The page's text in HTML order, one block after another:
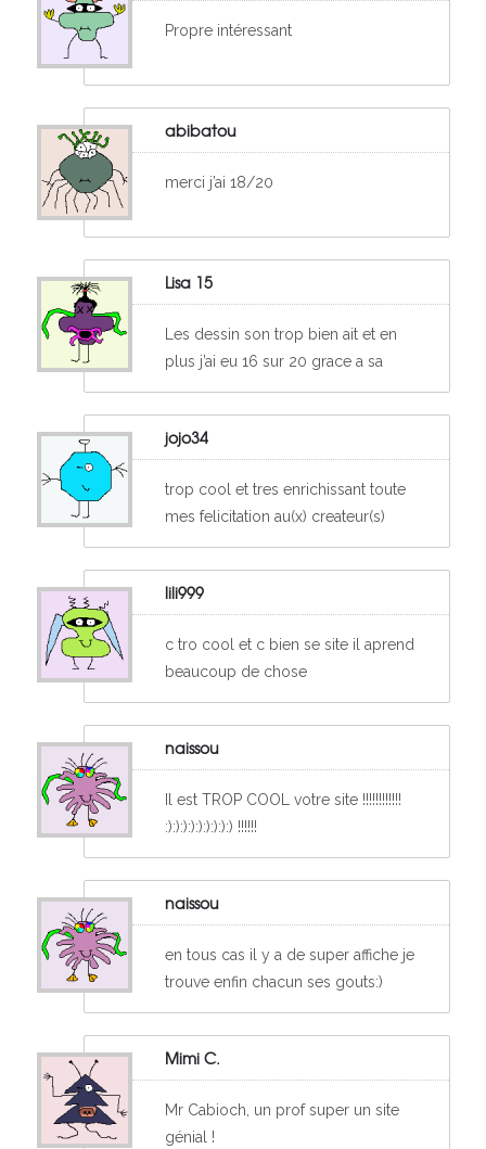
Propre intéressant
abibatou
merci j’ai 18/20
Lisa 15
Les dessin son trop bien ait et en
plus j’ai eu 16 sur 20 grace a sa
jojo34
trop cool et tres enrichissant toute
mes felicitation au(x) createur(s)
lili999
c tro cool et c bien se site il aprend
beaucoup de chose
naissou
Il est TROP COOL votre site !!!!!!!!!!!!
:):):):):):):):):) !!!!!!
naissou
en tous cas il y a de super affiche je
trouve enfin chacun ses gouts:)
Mimi C.
Mr Cabioch, un prof super un site
génial !